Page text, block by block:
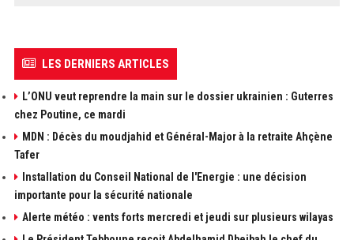
LES DERNIERS ARTICLES
L’ONU veut reprendre la main sur le dossier ukrainien : Guterres
chez Poutine, ce mardi
MDN : Décès du moudjahid et Général-Major à la retraite Ahçène
Tafer
Installation du Conseil National de l'Energie : une décision
importante pour la sécurité nationale
Alerte météo : vents forts mercredi et jeudi sur plusieurs wilayas